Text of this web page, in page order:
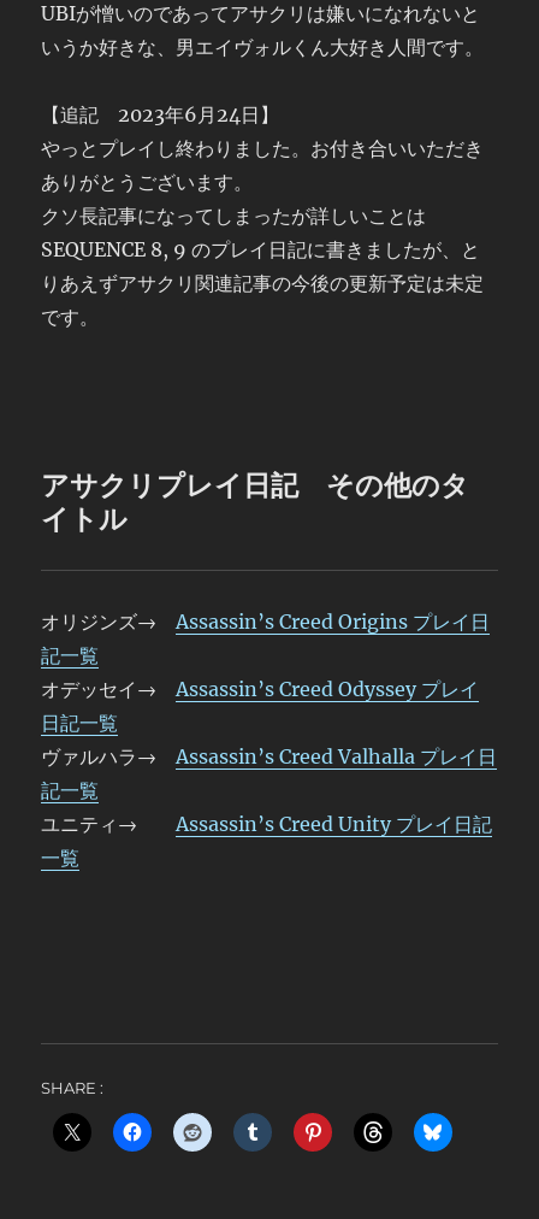
UBIが憎いのであってアサクリは嫌いになれないと
いうか好きな、男エイヴォルくん大好き人間です。
【追記 2023年6月24日】
やっとプレイし終わりました。お付き合いいただき
ありがとうございます。
クソ長記事になってしまったが詳しいことは
SEQUENCE 8, 9 のプレイ日記に書きましたが、と
りあえずアサクリ関連記事の今後の更新予定は未定
です。
アサクリプレイ日記 その他のタ
イトル
オリジンズ→Assassin’s Creed Origins プレイ日
記一覧
オデッセイ→Assassin’s Creed Odyssey プレイ
日記一覧
ヴァルハラ→Assassin’s Creed Valhalla プレイ日
記一覧
ユニティ→Assassin’s Creed Unity プレイ日記
一覧
SHARE :